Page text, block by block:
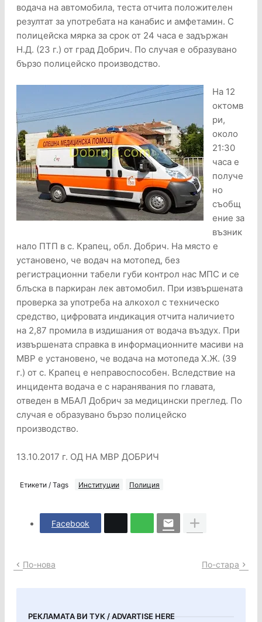
водача на автомобила, теста отчита положителен
резултат за употребата на канабис и амфетамин. С
полицейска мярка за срок от 24 часа е задържан
Н.Д. (23 г.) от град Добрич. По случая е образувано
бързо полицейско производство.
На 12
октомв
ри,
около
21:30
часа е
получе
но
съобщ
ение за
възник
нало ПТП в с. Крапец, обл. Добрич. На място е
установено, че водач на мотопед, без
регистрационни табели губи контрол нас МПС и се
блъска в паркиран лек автомобил. При извършената
проверка за употреба на алкохол с техническо
средство, цифровата индикация отчита наличието
на 2,87 промила в издишания от водача въздух. При
извършената справка в информационните масиви на
МВР е установено, че водача на мотопеда Х.Ж. (39
г.) от с. Крапец е неправоспособен. Вследствие на
инцидента водача е с наранявания по главата,
отведен в МБАЛ Добрич за медицински преглед. По
случая е образувано бързо полицейско
производство.
13.10.2017 г. ОД НА МВР ДОБРИЧ
Етикети / Tags Институции Полиция
Facebook
По-нова По-стара
РЕКЛАМАТА ВИ ТУК / ADVARTISE HERE